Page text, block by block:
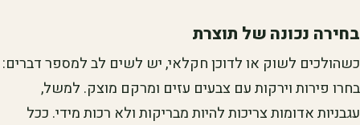
בחירה נכונה של תוצרת
כשהולכים לשוק או לדוכן חקלאי, יש לשים לב למספר דברים:
בחרו פירות וירקות עם צבעים עזים ומרקם מוצק. למשל,
עגבניות אדומות צריכות להיות מבריקות ולא רכות מידי. ככל